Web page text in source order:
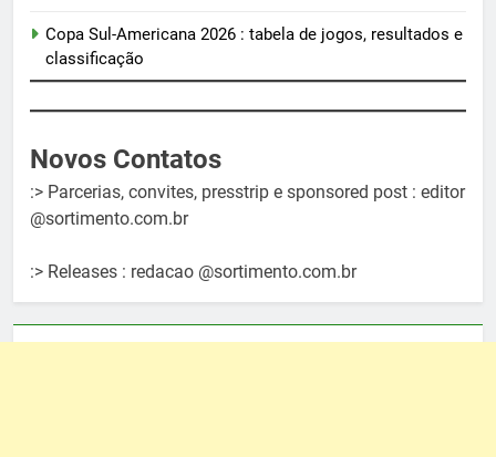
Copa Sul-Americana 2026 : tabela de jogos, resultados e
classificação
Novos Contatos
:> Parcerias, convites, presstrip e sponsored post : editor
@sortimento.com.br
:> Releases : redacao @sortimento.com.br